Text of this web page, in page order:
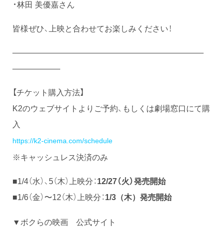
・林田 美優嘉さん
皆様ぜひ、上映と合わせてお楽しみください！
――――――――――――――――――――――――
――――――
【チケット購入方法】
K2のウェブサイトよりご予約、もしくは劇場窓口にて購
入
https://k2-cinema.com/schedule
※キャッシュレス決済のみ
■1/4（水）、5（木）上映分：12/27（火）発売開始
■1/6（金）〜12（木）上映分： 1/3（木）発売開始
▼ボクらの映画 公式サイト